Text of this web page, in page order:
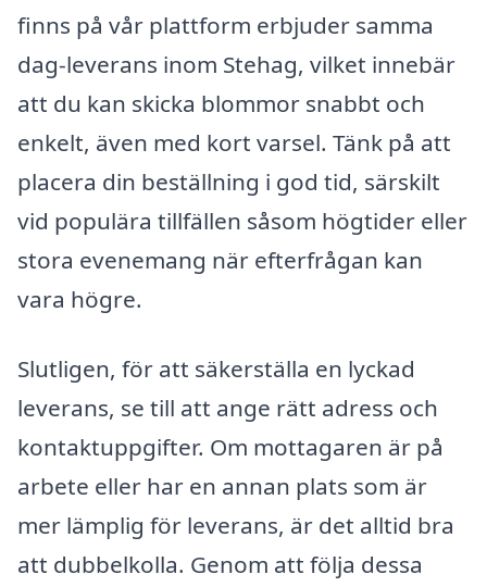
finns på vår plattform erbjuder samma
dag-leverans inom Stehag, vilket innebär
att du kan skicka blommor snabbt och
enkelt, även med kort varsel. Tänk på att
placera din beställning i god tid, särskilt
vid populära tillfällen såsom högtider eller
stora evenemang när efterfrågan kan
vara högre.
Slutligen, för att säkerställa en lyckad
leverans, se till att ange rätt adress och
kontaktuppgifter. Om mottagaren är på
arbete eller har en annan plats som är
mer lämplig för leverans, är det alltid bra
att dubbelkolla. Genom att följa dessa